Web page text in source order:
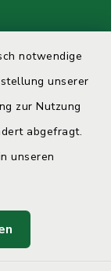
notwendige
unserer
zur Nutzung
abgefragt.
unseren